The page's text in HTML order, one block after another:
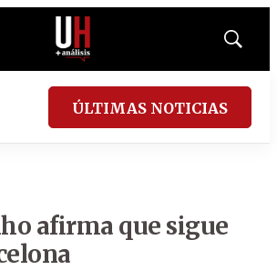
Mostrar
ÚLTIMAS NOTICIAS
afirma que sigue